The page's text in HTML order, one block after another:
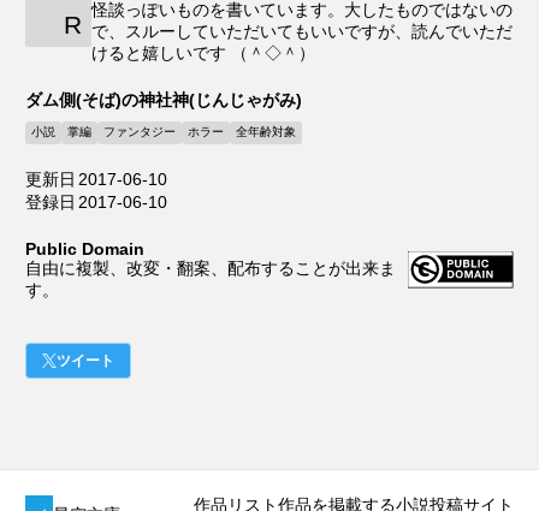
R
怪談っぽいものを書いています。大したものではないの
で、スルーしていただいてもいいですが、読んでいただ
けると嬉しいです （＾◇＾）
ダム側(そば)の神社神(じんじゃがみ)
小説 掌編 ファンタジー ホラー 全年齢対象
更新日 2017-06-10
登録日 2017-06-10
Public Domain
自由に複製、改変・翻案、配布することが出来ま
す。
ツイート
作品リスト作品を掲載する小説投稿サイト